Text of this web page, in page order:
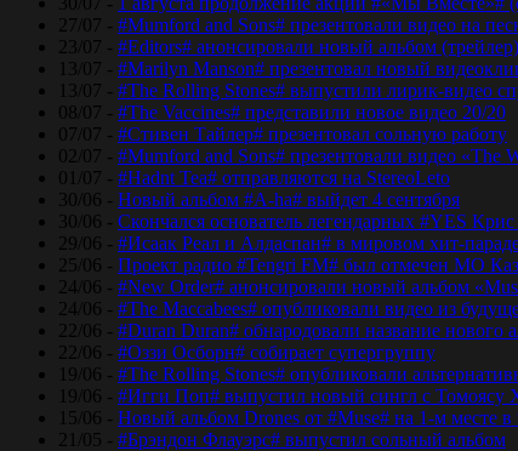
27/07 - #Mumford and Sons# презентовали видео на
23/07 - #Editors# анонсировали новый альбом (трейлер)
13/07 - #Marilyn Manson# презентовал новый
13/07 - #The Rolling Stones# выпустили лирик-видео
08/07 - #The Vaccines# представили новое видео 20/20
07/07 - #Стивен Тайлер# презентовал сольную работу
02/07 - #Mumford and Sons# презентовали видео «The
01/07 - #Hadnt Tea# отправляются на StereoLeto
30/06 - Новый альбом #A-ha# выйдет 4 сентября
30/06 - Скончался основатель легендарных #YES
29/06 - #Исаак Реал и Алдаспан# в мировом хит-
25/06 - Проект радио #Tengri FM# был отмечен МО
24/06 - #New Order# анонсировали новый альбом
24/06 - #The Maccabees# опубликовали видео из
22/06 - #Duran Duran# обнародовали название нового
22/06 - #Оззи Осборн# собирает супергруппу
19/06 - #The Rolling Stones# опубликовали
19/06 - #Игги Поп# выпустил новый сингл с Томоясу
15/06 - Новый альбом Drones от #Muse# на 1-м месте в
21/05 - #Брэндон Флауэрс# выпустил сольный альбом